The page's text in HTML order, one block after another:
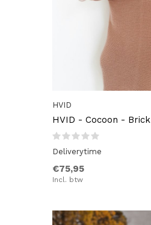
HVID
HVID - Cocoon - Brick
Deliverytime
€75,95
Incl. btw